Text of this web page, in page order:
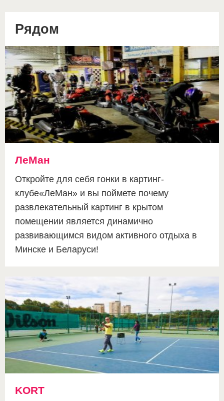
Рядом
ЛеМан
Откройте для себя гонки в картинг-
клубе«ЛеМан» и вы поймете почему
развлекательный картинг в крытом
помещении является динамично
развивающимся видом активного отдыха в
Минске и Беларуси!
KORT